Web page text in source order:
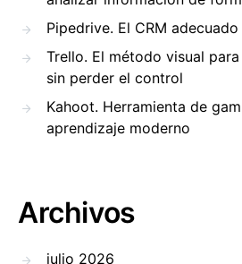
Pipedrive. El CRM
Trello. El método visual
sin perder el control
Kahoot. Herramienta de
aprendizaje moderno
Archivos
julio 2026